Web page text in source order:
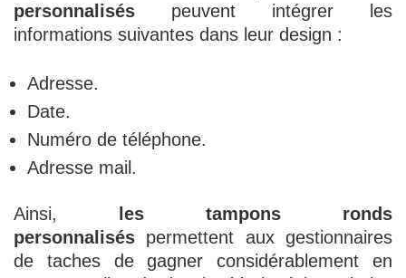
personnalisés peuvent intégrer les
informations suivantes dans leur design :
Adresse.
Date.
Numéro de téléphone.
Adresse mail.
Ainsi, les tampons ronds
personnalisés permettent aux gestionnaires
de taches de gagner considérablement en